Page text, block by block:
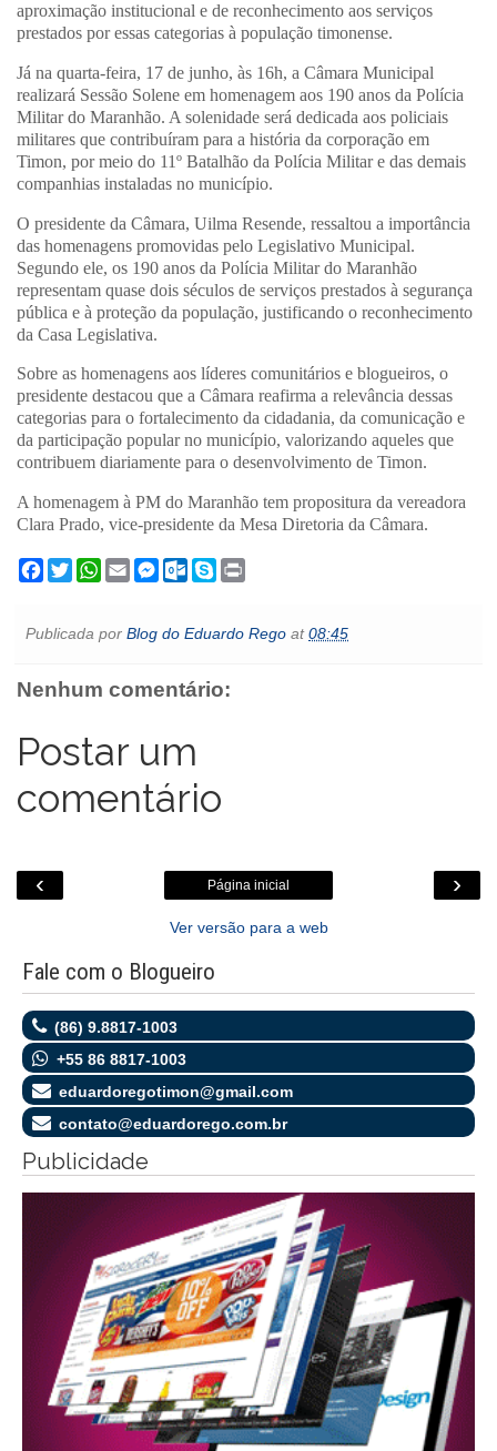
aproximação institucional e de reconhecimento aos serviços
prestados por essas categorias à população timonense.
Já na quarta-feira, 17 de junho, às 16h, a Câmara Municipal
realizará Sessão Solene em homenagem aos 190 anos da Polícia
Militar do Maranhão. A solenidade será dedicada aos policiais
militares que contribuíram para a história da corporação em
Timon, por meio do 11º Batalhão da Polícia Militar e das demais
companhias instaladas no município.
O presidente da Câmara, Uilma Resende, ressaltou a importância
das homenagens promovidas pelo Legislativo Municipal.
Segundo ele, os 190 anos da Polícia Militar do Maranhão
representam quase dois séculos de serviços prestados à segurança
pública e à proteção da população, justificando o reconhecimento
da Casa Legislativa.
Sobre as homenagens aos líderes comunitários e blogueiros, o
presidente destacou que a Câmara reafirma a relevância dessas
categorias para o fortalecimento da cidadania, da comunicação e
da participação popular no município, valorizando aqueles que
contribuem diariamente para o desenvolvimento de Timon.
A homenagem à PM do Maranhão tem propositura da vereadora
Clara Prado, vice-presidente da Mesa Diretoria da Câmara.
F
a
b
k
T
w
t
W
h
s
p
E
m
l
M
e
e
e
O
u
o
.
m
S
k
e
t
Publicada por Blog do Eduardo Rego at08:45
Nenhum comentário:
Postar um
comentário
‹ ›
Página inicial
Ver versão para a web
Fale com o Blogueiro
(86) 9.8817-1003
+55 86 8817-1003
eduardoregotimon@gmail.com
contato@eduardorego.com.br
Publicidade